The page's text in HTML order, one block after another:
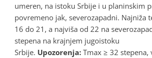
umeren, na istoku Srbije i u planinskim
povremeno jak, severozapadni. Najniža
16 do 21, a najviša od 22 na
stepena na krajnjem jugoistoku
Srbije. Upozorenja: Tmax ≥ 32 stepena,